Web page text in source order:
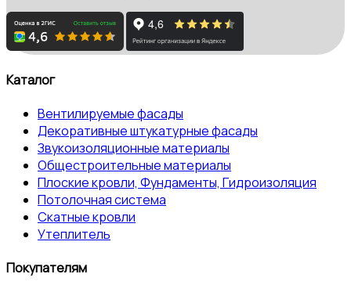
Каталог
Вентилируемые фасады
Декоративные штукатурные фасады
Звукоизоляционные материалы
Общестроительные материалы
Плоские кровли, Фундаменты, Гидроизоляция
Потолочная система
Скатные кровли
Утеплитель
Покупателям